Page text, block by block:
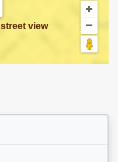
street view